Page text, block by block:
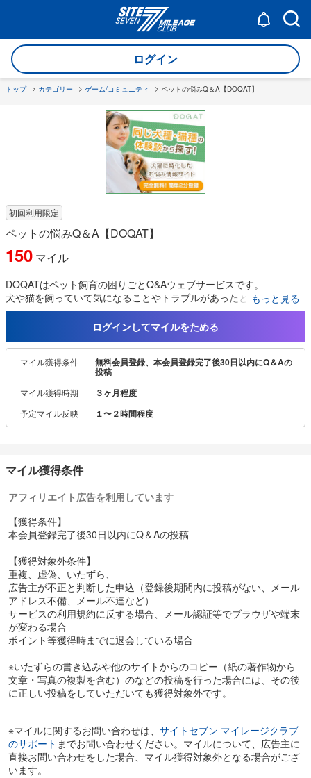
ログイン
トップ カテゴリー ゲーム/コミュニティ ペットの悩みQ＆A【DOQAT】
初回利用限定
ペットの悩みQ＆A【DOQAT】
150 マイル
DOQATはペット飼育の困りごとQ&Aウェブサービスです。
犬や猫を飼っていて気になることやトラブルがあったときに 飼い主
どうしのQ&Aを通じて困りごとを解決することができます。
■品質向上の取り組み
DOQATでは、ユーザーの皆様に安心してご利用いただくための施策
として、
DOQATに掲載される投稿内容の不正（内容がない質問・虚偽の回
答、生成AIで作成された投稿・回答、既存コンテンツの複製・転載
パトロールにて不正対象となった投稿・回答に関しては、内容精査
後に掲載停止などの対応を行います。
もっと見る
ログインしてマイルをためる
マイル獲得条件 無料会員登録、本会員登録完了後30日以内にQ＆Aの
投稿
マイル獲得時期 ３ヶ月程度
予定マイル反映 １〜２時間程度
マイル獲得条件
アフィリエイト広告を利用しています
【獲得条件】
本会員登録完了後30日以内にQ＆Aの投稿
【獲得対象外条件】
重複、虚偽、いたずら、
広告主が不正と判断した申込（登録後期間内に投稿がない、メール
アドレス不備、メール不達など）
サービスの利用規約に反する場合、メール認証等でブラウザや端末
が変わる場合
ポイント等獲得時までに退会している場合
※いたずらの書き込みや他のサイトからのコピー（紙の著作物から
文章・写真の複製を含む）のなどの投稿を行った場合には、その後
に正しい投稿をしていただいても獲得対象外です。
※マイルに関するお問い合わせは、 サイトセブン マイレージクラブ
のサポート までお問い合わせください。マイルについて、広告主に
直接お問い合わせをした場合、マイル獲得対象外となる場合がござ
います。